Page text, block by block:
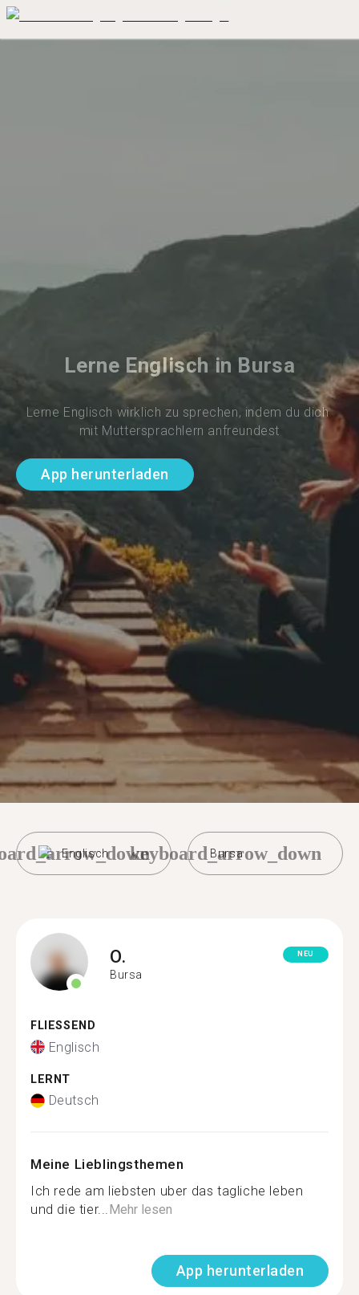
Lerne Englisch in Bursa
Lerne Englisch wirklich zu sprechen, indem du dich
mit Muttersprachlern anfreundest
App herunterladen
Englisch Bursa
keyboard_arrow_down
O.
Bursa
NEU
FLIESSEND
Englisch
LERNT
Deutsch
Meine Lieblingsthemen
Ich rede am liebsten uber das tagliche leben
und die tier...Mehr lesen
App herunterladen